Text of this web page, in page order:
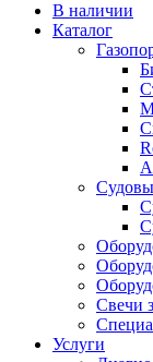
В наличии
Каталог
Свечи
Услуги